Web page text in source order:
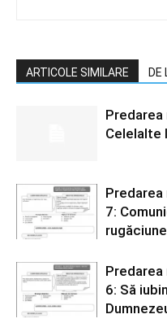
ARTICOLE SIMILARE DE
Celelalte
Predarea
7:
rugăciune
Predarea
6: Să